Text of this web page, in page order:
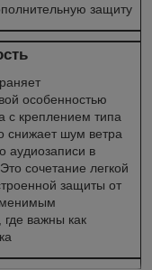
защиту
особенностью
с креплением типа
снижает шум ветра
аудиозаписи в
сочетание легкой
защиты от
важны как